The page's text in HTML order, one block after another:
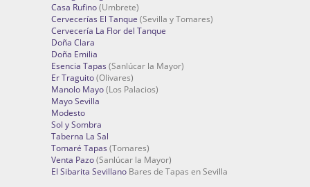
Casa Rufino(Umbrete)
Cervecerías El Tanque (Sevilla y Tomares)
Cervecería La Flor del Tanque
Doña Clara
Doña Emilia
Esencia Tapas (Sanlúcar la Mayor)
Er Traguito(Olivares)
Manolo Mayo(Los Palacios)
Mayo Sevilla
Modesto
Sol y Sombra
Taberna La Sal
Tomaré Tapas (Tomares)
Venta Pazo(Sanlúcar la Mayor)
El Sibarita Sevillano Bares de Tapas en Sevilla